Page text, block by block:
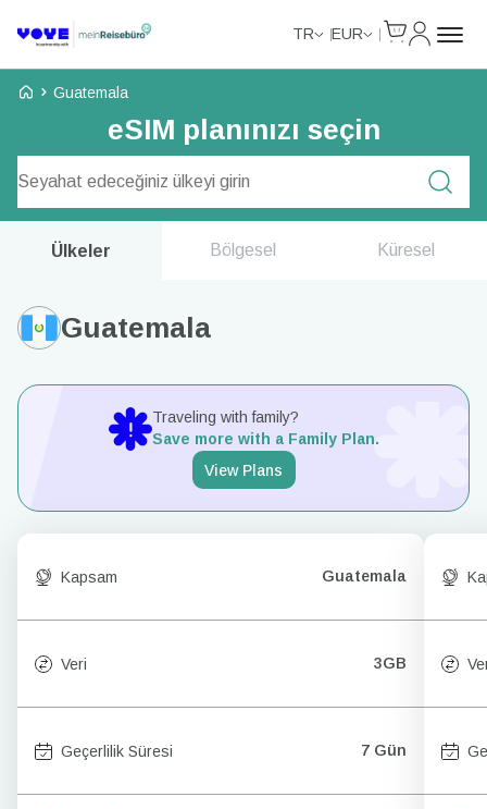
TR EUR
Voye Homepage
Guatemala
eSIM planınızı seçin
Ülkeler Bölgesel Küresel
Guatemala
Traveling with family?
Save more with a Family Plan.
View Plans
Kapsam Guatemala
Veri 3GB
Geçerlilik Süresi 7 Gün